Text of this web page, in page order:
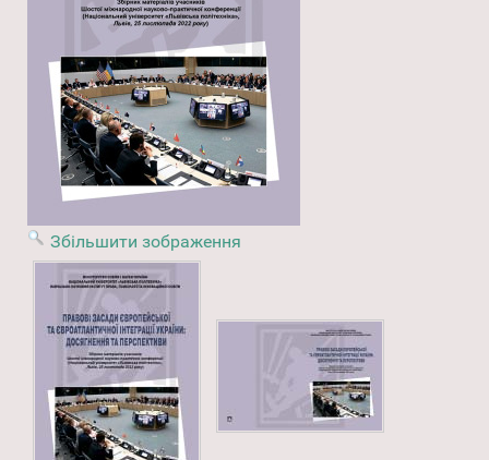
Збільшити зображення